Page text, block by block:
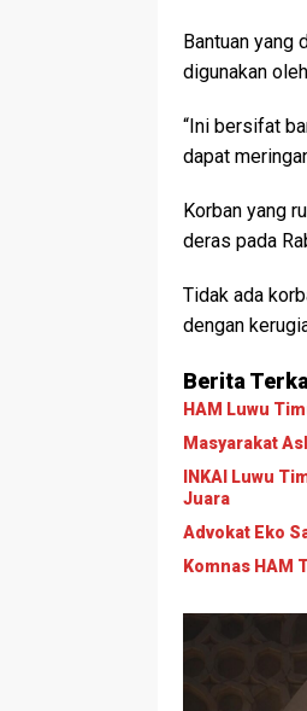
Bantuan yang
digunakan
“Ini bersifat
dapat
Korban yang
deras pada
Tidak ada
dengan
Berita
HAM Luwu
Masyarakat
INKAI Luwu
Juara
Advokat Eko
Komnas HAM